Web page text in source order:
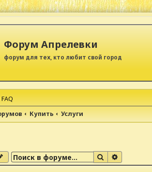
Форум Апрелевки
форум для тех, кто любит свой город
FAQ
Купить Услуги
Поиск